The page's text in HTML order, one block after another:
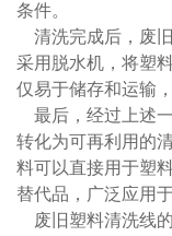
条件。
清洗完成后，废旧
采用脱水机，将塑
仅易于储存和运输
最后，经过上述
转化为可再利用的
料可以直接用于塑
替代品，广泛应用
废旧塑料清洗线